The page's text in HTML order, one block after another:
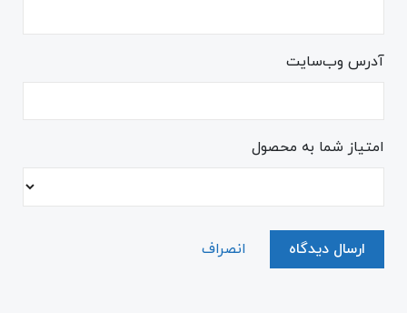
آدرس وب‌سایت
امتیاز شما به محصول
ارسال دیدگاه انصراف